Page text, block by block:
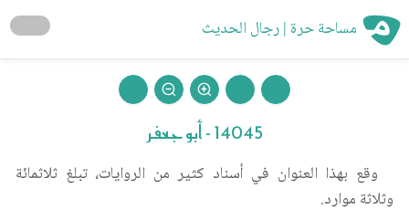
مساحة حرة | رجال الحديث
14045 - أبو جعفر
وقع بهذا العنوان في أسناد كثير من الروايات، تبلغ ثلاثمائة
وثلاثة موارد.